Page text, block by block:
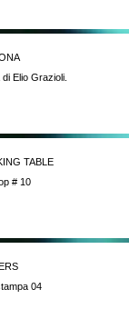
Elio Grazioli.
TABLE
# 10
04